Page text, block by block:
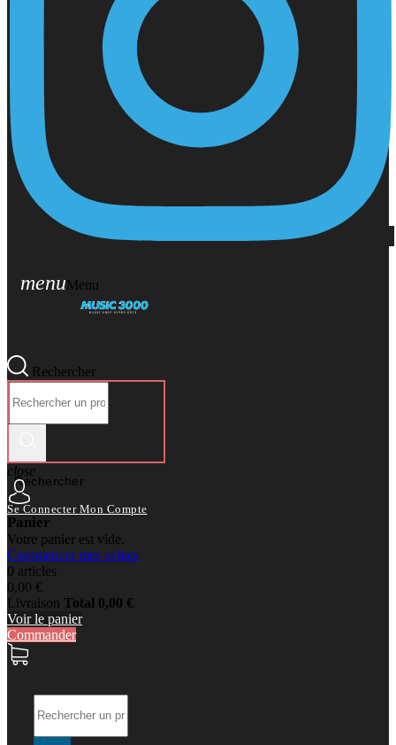
menuMenu
Rechercher
Rechercher
close
Se Connecter Mon Compte
Panier
Votre panier est vide.
Commencer mes achats
0 articles
0,00 €
Livraison Total 0,00 €
Voir le panier
Commander